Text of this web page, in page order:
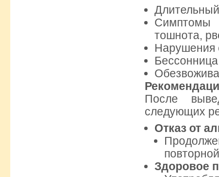
Симптомы
тошнота,
Нарушения
После
следующих
Отказ от
Здоровое